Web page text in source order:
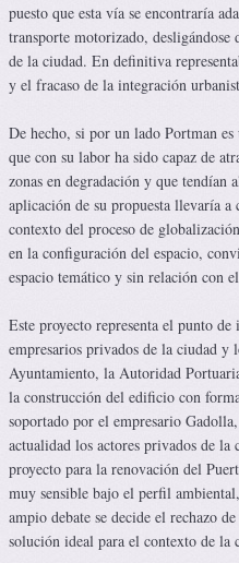
puesto que esta vía se encontraría
transporte motorizado, desligándose
de la ciudad. En definitiva
y el fracaso de la integración
De hecho, si por un lado Portman
que con su labor ha sido capaz de
zonas en degradación y que
aplicación de su propuesta llevaría
contexto del proceso de
en la configuración del espacio,
espacio temático y sin relación con
Este proyecto representa el punto
empresarios privados de la ciudad y
Ayuntamiento, la Autoridad
la construcción del edificio con
soportado por el empresario
actualidad los actores privados de la
proyecto para la renovación del
muy sensible bajo el perfil
ampio debate se decide el rechazo
solución ideal para el contexto de la